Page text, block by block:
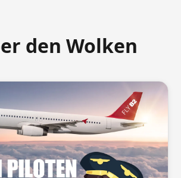
den Wolken